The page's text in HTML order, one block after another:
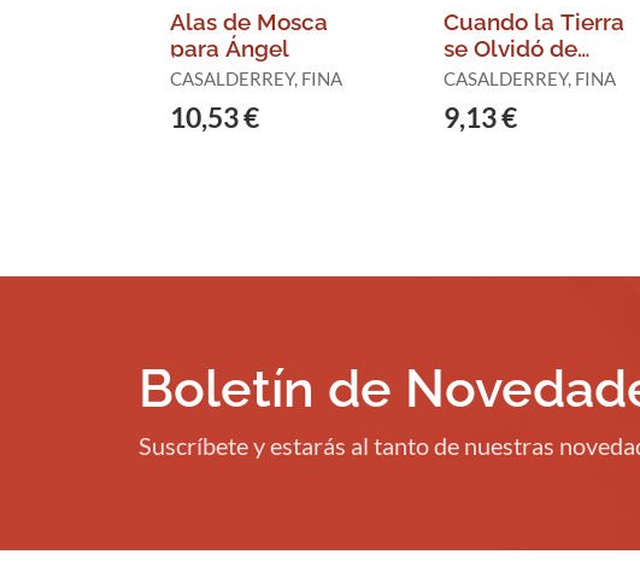
Alas de Mosca
para Ángel
CASALDERREY, FINA
10,53 €
Cuando la Tierra
se Olvidó de
Girar (Lectura
Facil)
CASALDERREY, FINA
9,13 €
Boletín de
Suscríbete y estarás al tanto de nuestras